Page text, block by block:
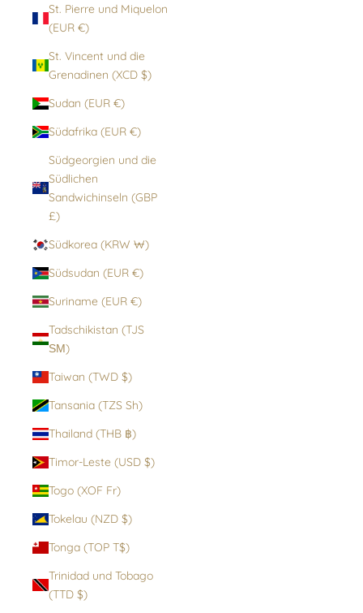
St. Pierre und Miquelon
(EUR €)
St. Vincent und die
Grenadinen (XCD $)
Sudan (EUR €)
Südafrika (EUR €)
Südgeorgien und die
Südlichen
Sandwichinseln (GBP
£)
Südkorea (KRW ₩)
Südsudan (EUR €)
Suriname (EUR €)
Tadschikistan (TJS
ЅМ)
Taiwan (TWD $)
Tansania (TZS Sh)
Thailand (THB ฿)
Timor-Leste (USD $)
Togo (XOF Fr)
Tokelau (NZD $)
Tonga (TOP T$)
Trinidad und Tobago
(TTD $)